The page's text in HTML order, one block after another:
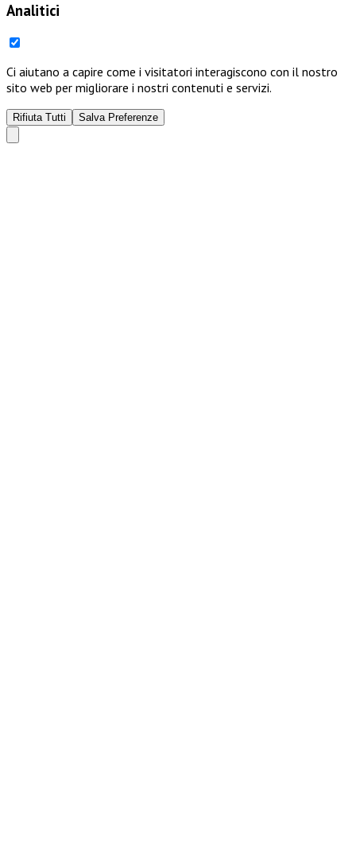
Analitici
Ci aiutano a capire come i visitatori interagiscono con il nostro
sito web per migliorare i nostri contenuti e servizi.
Rifiuta Tutti Salva Preferenze